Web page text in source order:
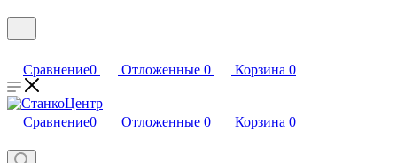
Сравнение0 Отложенные 0 Корзина 0
Сравнение0 Отложенные 0 Корзина 0